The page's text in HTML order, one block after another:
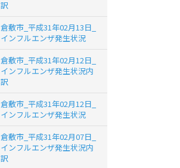
訳
倉敷市_平成31年02月13日_
インフルエンザ発生状況
倉敷市_平成31年02月12日_
インフルエンザ発生状況内
訳
倉敷市_平成31年02月12日_
インフルエンザ発生状況
倉敷市_平成31年02月07日_
インフルエンザ発生状況内
訳